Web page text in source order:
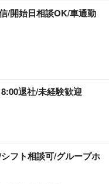
/開始日相談OK/車通勤
退社/未経験歓迎
フト相談可/グループホ